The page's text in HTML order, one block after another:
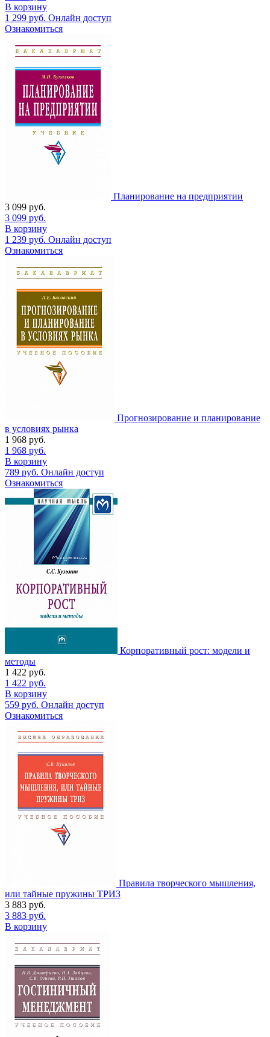
В корзину
1 299 руб. Онлайн доступ
Ознакомиться
Планирование на предприятии
3 099 руб.
3 099 руб.
В корзину
1 239 руб. Онлайн доступ
Ознакомиться
Прогнозирование и планирование
в условиях рынка
1 968 руб.
1 968 руб.
В корзину
789 руб. Онлайн доступ
Ознакомиться
Корпоративный рост: модели и
методы
1 422 руб.
1 422 руб.
В корзину
559 руб. Онлайн доступ
Ознакомиться
Правила творческого мышления,
или тайные пружины ТРИЗ
3 883 руб.
3 883 руб.
В корзину